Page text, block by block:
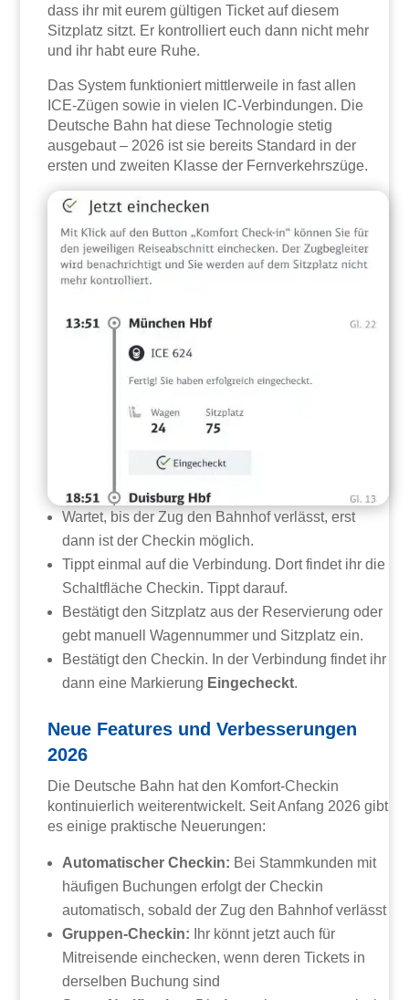
dass ihr mit eurem gültigen Ticket auf diesem
Sitzplatz sitzt. Er kontrolliert euch dann nicht mehr
und ihr habt eure Ruhe.
Das System funktioniert mittlerweile in fast allen
ICE-Zügen sowie in vielen IC-Verbindungen. Die
Deutsche Bahn hat diese Technologie stetig
ausgebaut – 2026 ist sie bereits Standard in der
ersten und zweiten Klasse der Fernverkehrszüge.
Wartet, bis der Zug den Bahnhof verlässt, erst
dann ist der Checkin möglich.
Tippt einmal auf die Verbindung. Dort findet ihr die
Schaltfläche Checkin. Tippt darauf.
Bestätigt den Sitzplatz aus der Reservierung oder
gebt manuell Wagennummer und Sitzplatz ein.
Bestätigt den Checkin. In der Verbindung findet ihr
dann eine Markierung Eingecheckt.
Neue Features und Verbesserungen
2026
Die Deutsche Bahn hat den Komfort-Checkin
kontinuierlich weiterentwickelt. Seit Anfang 2026 gibt
es einige praktische Neuerungen:
Automatischer Checkin: Bei Stammkunden mit
häufigen Buchungen erfolgt der Checkin
automatisch, sobald der Zug den Bahnhof verlässt
Gruppen-Checkin: Ihr könnt jetzt auch für
Mitreisende einchecken, wenn deren Tickets in
derselben Buchung sind